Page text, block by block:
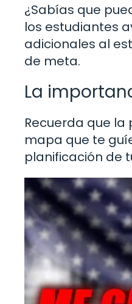
¿Sabías que
los estudiantes
adicionales al
de meta.
La
Recuerda que la
mapa que te
planificación de